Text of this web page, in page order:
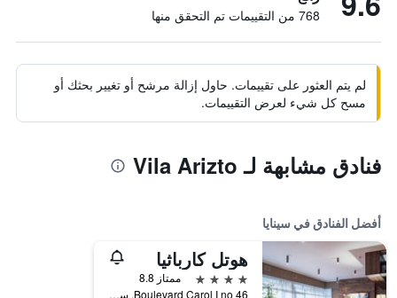
768 من التقييمات تم التحقق منها
لم يتم العثور على تقييمات. حاول إزالة مرشح أو تغيير بحثك أو
مسح كل شيء لعرض التقييمات.
فنادق مشابهة لـ Vila Arizto
أفضل الفنادق في سينايا
هوتل كارباثيا
4 نجوم
ممتاز 8.8
Boulevard Carol I no 46, سينايا, رومانيا